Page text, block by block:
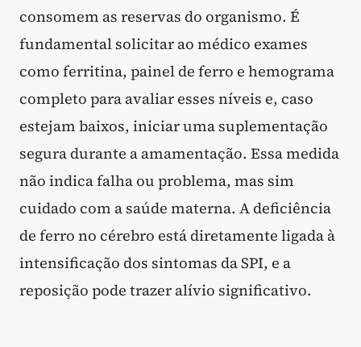
consomem as reservas do organismo. É
fundamental solicitar ao médico exames
como ferritina, painel de ferro e hemograma
completo para avaliar esses níveis e, caso
estejam baixos, iniciar uma suplementação
segura durante a amamentação. Essa medida
não indica falha ou problema, mas sim
cuidado com a saúde materna. A deficiência
de ferro no cérebro está diretamente ligada à
intensificação dos sintomas da SPI, e a
reposição pode trazer alívio significativo.